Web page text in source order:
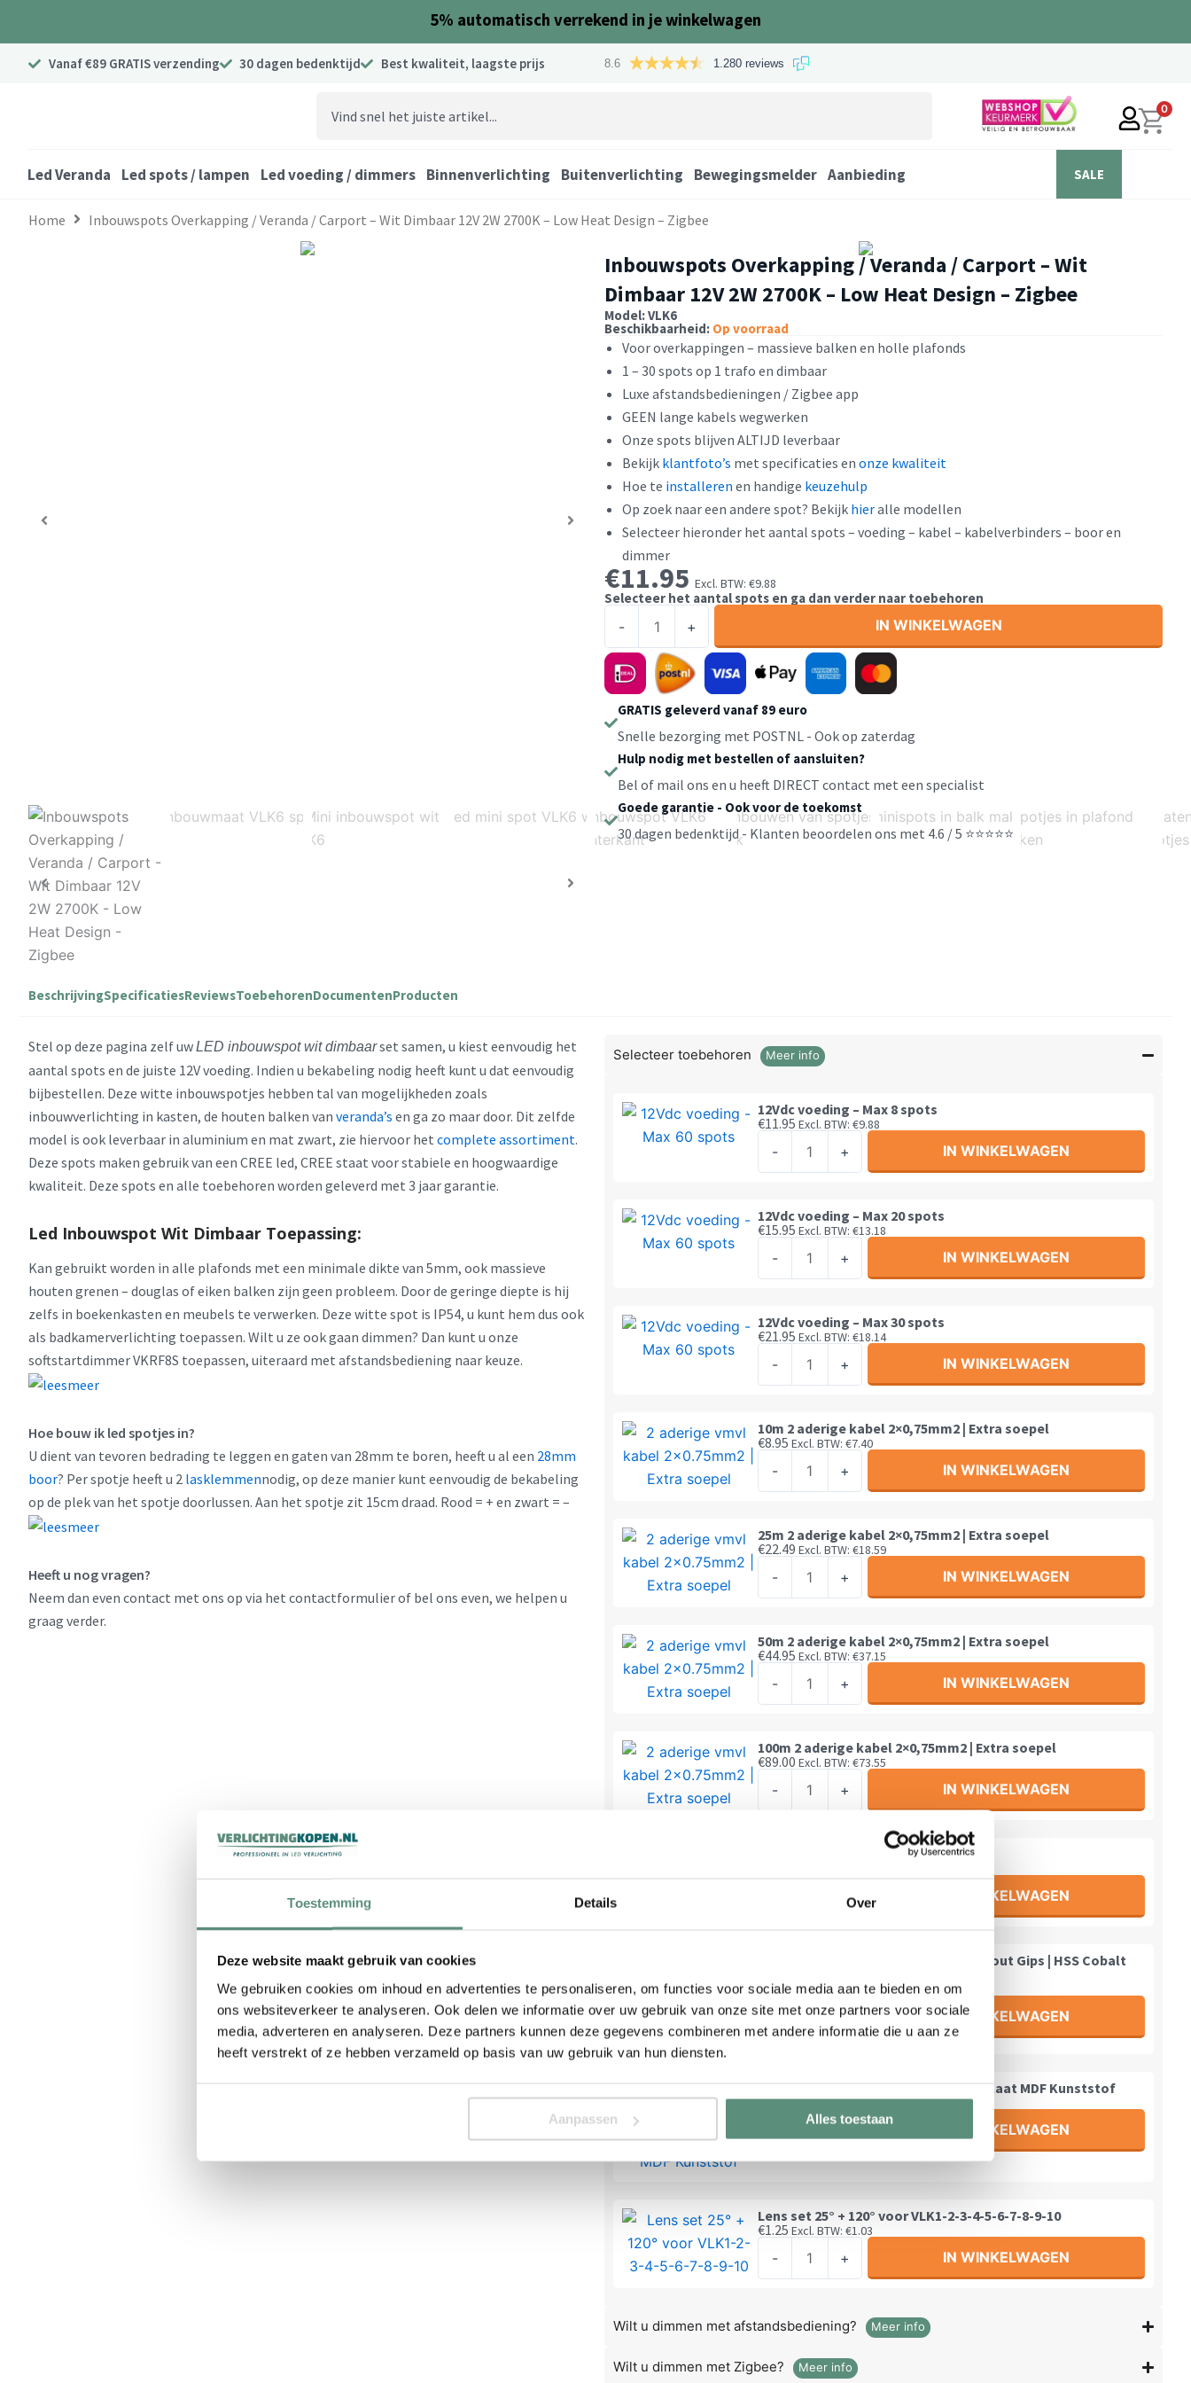
Toestemming Details Over
Deze website maakt gebruik van cookies
We gebruiken cookies om inhoud en advertenties te personaliseren, om functies voor sociale media aan te bieden en om
ons websiteverkeer te analyseren. Ook delen we informatie over uw gebruik van onze site met onze partners voor sociale
media, adverteren en analyseren. Deze partners kunnen deze gegevens combineren met andere informatie die u aan ze
heeft verstrekt of ze hebben verzameld op basis van uw gebruik van hun diensten.
Aanpassen Alles toestaan
5% automatisch verrekend in je winkelwagen
Vanaf €89 GRATIS verzending 30 dagen bedenktijd Best kwaliteit, laagste prijs 8.6 1.280 reviews
0
Led Veranda Led spots / lampen Led voeding / dimmers Binnenverlichting Buitenverlichting Bewegingsmelder Aanbieding SALE
Home Inbouwspots Overkapping / Veranda / Carport – Wit Dimbaar 12V 2W 2700K – Low Heat Design – Zigbee
Inbouwspots Overkapping / Veranda / Carport – Wit
Dimbaar 12V 2W 2700K – Low Heat Design – Zigbee
Model: VLK6
Beschikbaarheid: Op voorraad
Voor overkappingen – massieve balken en holle plafonds
1 – 30 spots op 1 trafo en dimbaar
Luxe afstandsbedieningen / Zigbee app
GEEN lange kabels wegwerken
Onze spots blijven ALTIJD leverbaar
Bekijk klantfoto’s met specificaties en onze kwaliteit
Hoe te installeren en handige keuzehulp
Op zoek naar een andere spot? Bekijk hieralle modellen
Selecteer hieronder het aantal spots – voeding – kabel – kabelverbinders – boor en
dimmer
€11.95 Excl. BTW: €9.88
Selecteer het aantal spots en ga dan verder naar toebehoren
-
/
Veranda
Carport
Wit
Dimbaar
12V
2W
+ IN WINKELWAGEN
GRATIS geleverd vanaf 89 euro
Snelle bezorging met POSTNL - Ook op zaterdag
Hulp nodig met bestellen of aansluiten?
Bel of mail ons en u heeft DIRECT contact met een specialist
Goede garantie - Ook voor de toekomst
30 dagen bedenktijd - Klanten beoordelen ons met 4.6 / 5 ⭐⭐⭐⭐⭐
BeschrijvingSpecificatiesReviewsToebehorenDocumentenProducten
Stel op deze pagina zelf uwLED inbouwspot wit dimbaarset samen, u kiest eenvoudig het
aantal spots en de juiste 12V voeding. Indien u bekabeling nodig heeft kunt u dat eenvoudig
bijbestellen. Deze witte inbouwspotjes hebben tal van mogelijkheden zoals
inbouwverlichting in kasten, de houten balken van veranda’s en ga zo maar door. Dit zelfde
model is ook leverbaar in aluminium en mat zwart, zie hiervoor het complete assortiment.
Deze spots maken gebruik van een CREE led, CREE staat voor stabiele en hoogwaardige
kwaliteit. Deze spots en alle toebehoren worden geleverd met 3 jaar garantie.
Led Inbouwspot Wit Dimbaar Toepassing:
Kan gebruikt worden in alle plafonds met een minimale dikte van 5mm, ook massieve
houten grenen – douglas of eiken balken zijn geen probleem. Door de geringe diepte is hij
zelfs in boekenkasten en meubels te verwerken. Deze witte spot is IP54, u kunt hem dus ook
als badkamerverlichting toepassen. Wilt u ze ook gaan dimmen? Dan kunt u onze
softstartdimmer VKRF8S toepassen, uiteraard met afstandsbediening naar keuze.
Hoe bouw ik led spotjes in?
U dient van tevoren bedrading te leggen en gaten van 28mm te boren, heeft u al een 28mm
boor? Per spotje heeft u 2 lasklemmennodig, op deze manier kunt eenvoudig de bekabeling
op de plek van het spotje doorlussen. Aan het spotje zit 15cm draad. Rood = + en zwart = –
Heeft u nog vragen?
Neem dan even contact met ons op via het contactformulier of bel ons even, we helpen u
graag verder.
Selecteer toebehoren Meer info
12Vdc voeding – Max 8 spots
€11.95 Excl. BTW: €9.88
-
Max
8
spots
aantal
+ IN WINKELWAGEN
12Vdc voeding – Max 20 spots
€15.95 Excl. BTW: €13.18
-
Max
20
spots
aantal
+ IN WINKELWAGEN
12Vdc voeding – Max 30 spots
€21.95 Excl. BTW: €18.14
-
Max
30
spots
aantal
+ IN WINKELWAGEN
10m 2 aderige kabel 2×0,75mm2 | Extra soepel
€8.95 Excl. BTW: €7.40
-
kabel
2x0,75mm2
Extra
aantal
+ IN WINKELWAGEN
25m 2 aderige kabel 2×0,75mm2 | Extra soepel
€22.49 Excl. BTW: €18.59
-
kabel
2x0,75mm2
Extra
aantal
+ IN WINKELWAGEN
50m 2 aderige kabel 2×0,75mm2 | Extra soepel
€44.95 Excl. BTW: €37.15
-
kabel
2x0,75mm2
Extra
+ IN WINKELWAGEN
100m 2 aderige kabel 2×0,75mm2 | Extra soepel
€89.00 Excl. BTW: €73.55
- + IN WINKELWAGEN
Kabelverbinder – 2 nodig per spot
2
spot
aantal
+ IN WINKELWAGEN
28mm Gatenboor Aluminium Staal Hout Gips | HSS Cobalt
€6.25Excl. BTW:€5.17
-
28mm
Gatenboor
Hout
|
8%
|
Zeer
scherp
+ IN WINKELWAGEN
28mm Cilinderkopboor Hout Spaanplaat MDF Kunststof
€5.85Excl. BTW:€4.83
Cilinderkopboor
Hout
MDF
Kunststof
aantal
IN WINKELWAGEN
Lens set 25° + 120° voor VLK1-2-3-4-5-6-7-8-9-10
€1.25 Excl. BTW: €1.03
-
voor
+ IN WINKELWAGEN
Wilt u dimmen met afstandsbediening? Meer info
Wilt u dimmen met Zigbee? Meer info